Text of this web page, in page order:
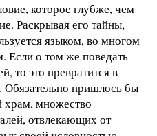
которое глубже, чем
Раскрывая его тайны,
языком, во многом
Если о том же поведать
то это превратится в
пришлось бы
храм, множество
отвлекающих от